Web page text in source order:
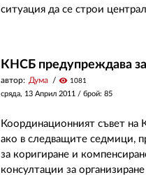
ситуация да се строи
КНСБ предупреждава
автор: Дума visibility 1081
сряда, 13 Април 2011 / брой: 85
Координационният съвет на
ако в следващите седмици,
за коригиране и
консултации за